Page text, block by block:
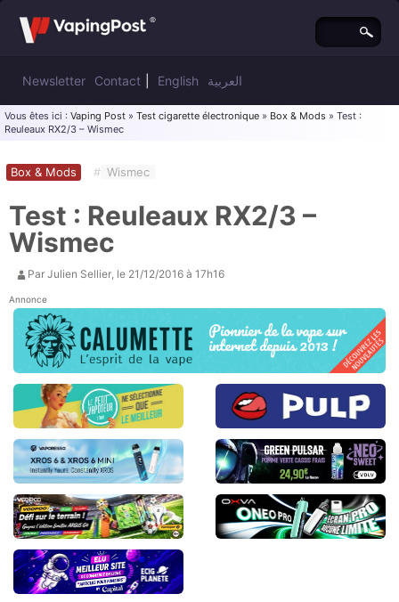
Newsletter Contact English العربية
Vous êtes ici : Vaping Post » Test cigarette électronique » Box & Mods » Test :
Reuleaux RX2/3 – Wismec
Test : Reuleaux RX2/3 –
Wismec
Box & Mods # Wismec
Par Julien Sellier, le 21/12/2016 à 17h16
Annonce